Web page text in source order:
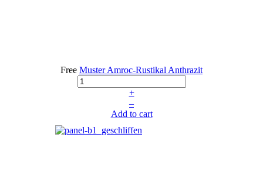
Free Muster Amroc-Rustikal Anthrazit
+
–
Add to cart